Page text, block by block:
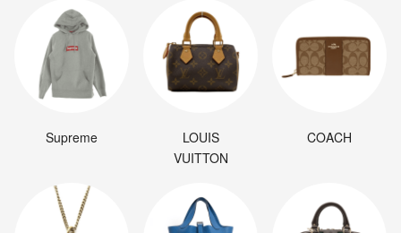
Supreme
LOUIS
VUITTON
COACH